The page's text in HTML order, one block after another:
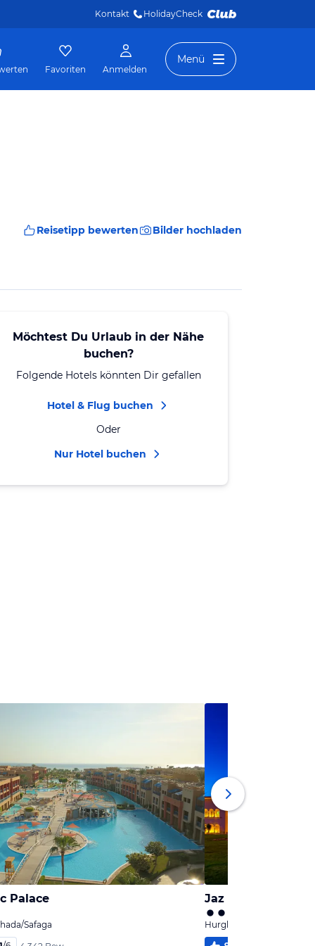
Kontakt HolidayCheck
Favoriten Anmelden
Menü
Reisetipp bewerten Bilder hochladen
Möchtest Du Urlaub in der Nähe
buchen?
Folgende Hotels könnten Dir gefallen
Hotel & Flug buchen
Oder
Nur Hotel buchen
Palace
Safaga
Jaz Bluemarine
Hurghada, Hurghada/